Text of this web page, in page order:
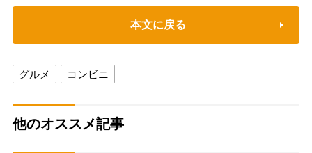
本文に戻る
グルメ コンビニ
他のオススメ記事